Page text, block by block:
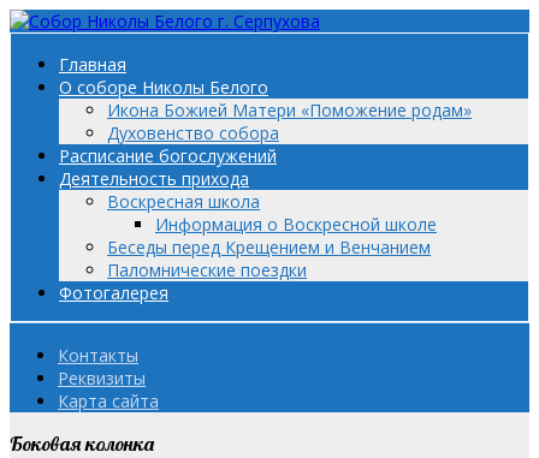
Главная
О соборе Николы Белого
Икона Божией Матери «Поможение родам»
Духовенство собора
Расписание богослужений
Деятельность прихода
Воскресная школа
Информация о Воскресной школе
Беседы перед Крещением и Венчанием
Паломнические поездки
Фотогалерея
Контакты
Реквизиты
Карта сайта
Боковая колонка